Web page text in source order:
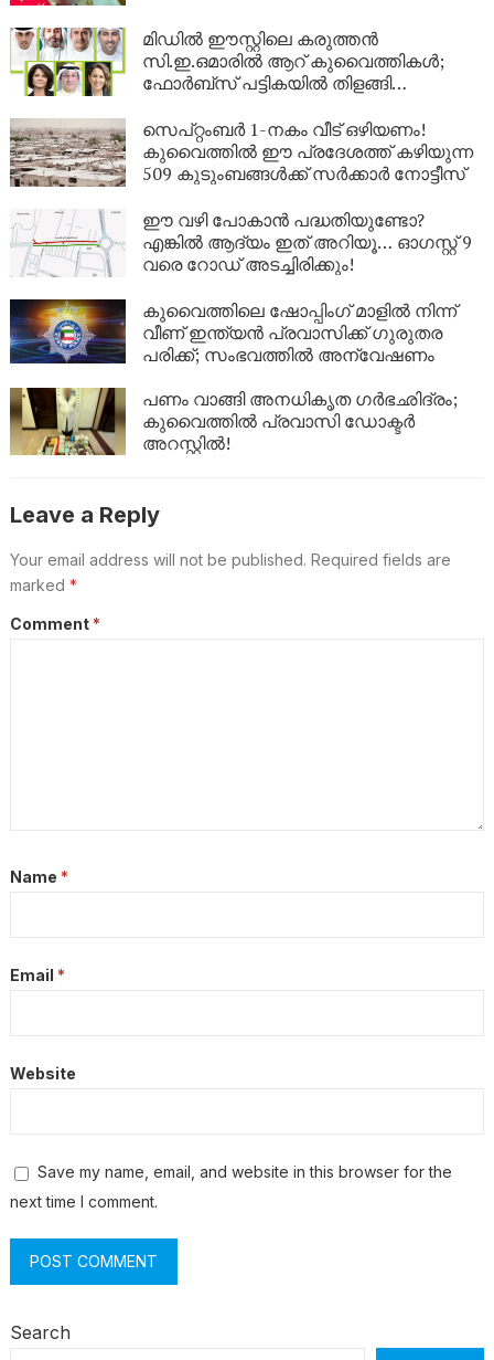
മിഡിൽ ഈസ്റ്റിലെ കരുത്തൻ
സി.ഇ.ഒമാരിൽ ആറ് കുവൈത്തികൾ;
ഫോർബ്സ് പട്ടികയിൽ തിളങ്ങി
സെപ്റ്റംബർ 1-നകം വീട് ഒഴിയണം!
കുവൈത്തിൽ ഈ പ്രദേശത്ത് കഴിയുന്ന
509 കുടുംബങ്ങൾക്ക് സർക്കാർ നോട്ടീസ്
ഈ വഴി പോകാൻ പദ്ധതിയുണ്ടോ?
എങ്കിൽ ആദ്യം ഇത് അറിയൂ… ഓഗസ്റ്റ് 9
വരെ റോഡ് അടച്ചിരിക്കും!
കുവൈത്തിലെ ഷോപ്പിംഗ് മാളിൽ നിന്ന്
വീണ് ഇന്ത്യൻ പ്രവാസിക്ക് ഗുരുതര
പരിക്ക്; സംഭവത്തിൽ അന്വേഷണം
പണം വാങ്ങി അനധികൃത ഗർഭഛിദ്രം;
കുവൈത്തിൽ പ്രവാസി ഡോക്ടർ
അറസ്റ്റിൽ!
Leave a Reply
Your email address will not be published. Required fields are
marked *
Comment *
Name *
Email *
Website
Save my name, email, and website in this browser for the
next time I comment.
Search